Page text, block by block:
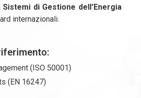
Sistemi di Gestione dell’Energia
internazionali.
(ISO 50001)
(EN 16247)